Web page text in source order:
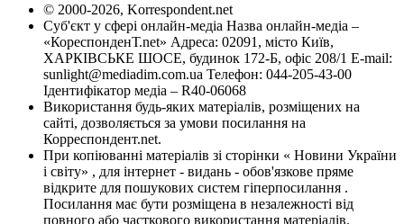
© 2000-2026, Korrespondent.net
Суб'єкт у сфері онлайн-медіа Назва онлайн-медіа –
«КореспонденТ.net» Адреса: 02091, місто Київ,
ХАРКІВСЬКЕ ШОСЕ, будинок 172-Б, офіс 208/1 E-mail:
sunlight@mediadim.com.ua Телефон: 044-205-43-00
Ідентифікатор медіа – R40-06068
Використання будь-яких матеріалів, розміщених на
сайті, дозволяється за умови посилання на
Корреспондент.net.
При копіюванні матеріалів зі сторінки « Новини України
і світу» , для інтернет - видань - обов'язкове пряме
відкрите для пошукових систем гіперпосилання .
Посилання має бути розміщена в незалежності від
повного або часткового використання матеріалів.